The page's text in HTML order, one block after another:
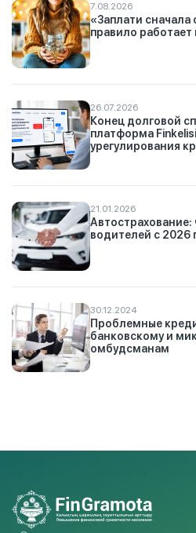
7.08.2026
«Заплати сначала
правило работает
26.07.2026
Конец долговой
платформа
урегулирования
21.01.2026
Автострахование:
водителей с 2026
30.12.2024
Проблемные
банковскому и
омбудсманам